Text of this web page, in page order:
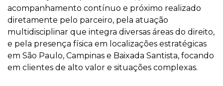
acompanhamento contínuo e próximo realizado
diretamente pelo parceiro, pela atuação
multidisciplinar que integra diversas áreas do direito,
e pela presença física em localizações estratégicas
em São Paulo, Campinas e Baixada Santista, focando
em clientes de alto valor e situações complexas.